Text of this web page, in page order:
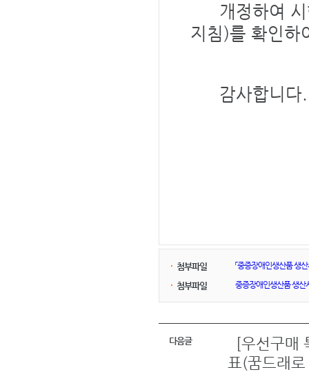
개정하여 시
지침)를 확인하
감사합니다.
첨부파일 「중증장애인생산품 생
첨부파일 중증장애인생산품 생
다음글
[우선구매
표(꿈드래